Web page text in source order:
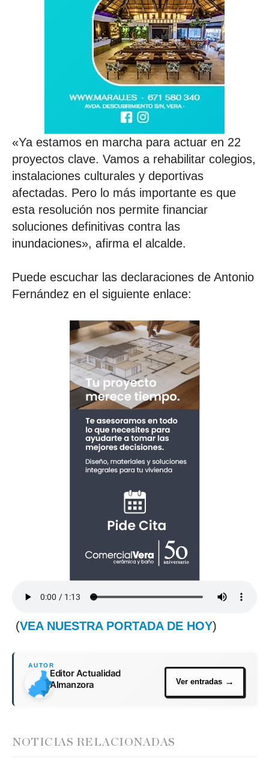
«Ya estamos en marcha para actuar en 22
proyectos clave. Vamos a rehabilitar colegios,
instalaciones culturales y deportivas
afectadas. Pero lo más importante es que
esta resolución nos permite financiar
soluciones definitivas contra las
inundaciones», afirma el alcalde.
Puede escuchar las declaraciones de Antonio
Fernández en el siguiente enlace:
(VEA NUESTRA PORTADA DE HOY)
Editor Actualidad
Almanzora
NOTICIAS RELACIONADAS